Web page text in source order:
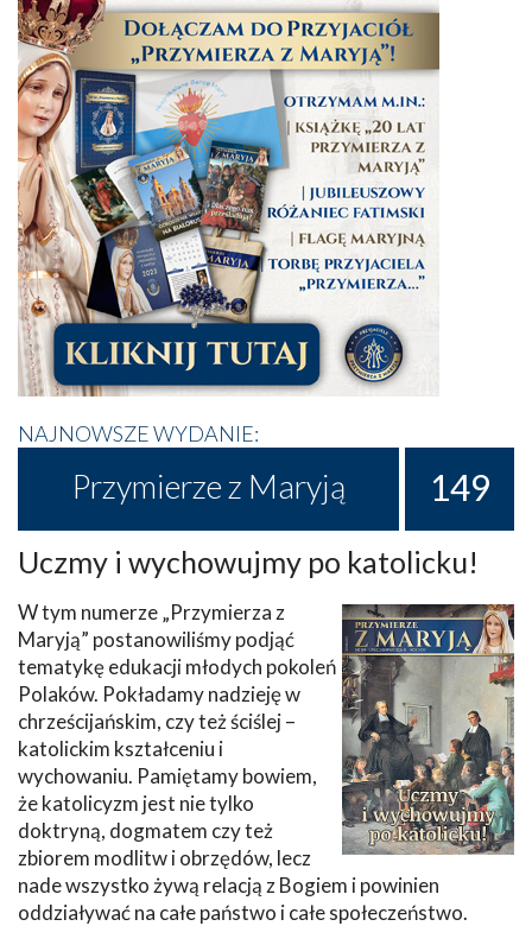
NAJNOWSZE WYDANIE:
Przymierze z Maryją 149
Uczmy i wychowujmy po katolicku!
W tym numerze „Przymierza z
Maryją” postanowiliśmy podjąć
tematykę edukacji młodych pokoleń
Polaków. Pokładamy nadzieję w
chrześcijańskim, czy też ściślej –
katolickim kształceniu i
wychowaniu. Pamiętamy bowiem,
że katolicyzm jest nie tylko
doktryną, dogmatem czy też
zbiorem modlitw i obrzędów, lecz
nade wszystko żywą relacją z Bogiem i powinien
oddziaływać na całe państwo i całe społeczeństwo.